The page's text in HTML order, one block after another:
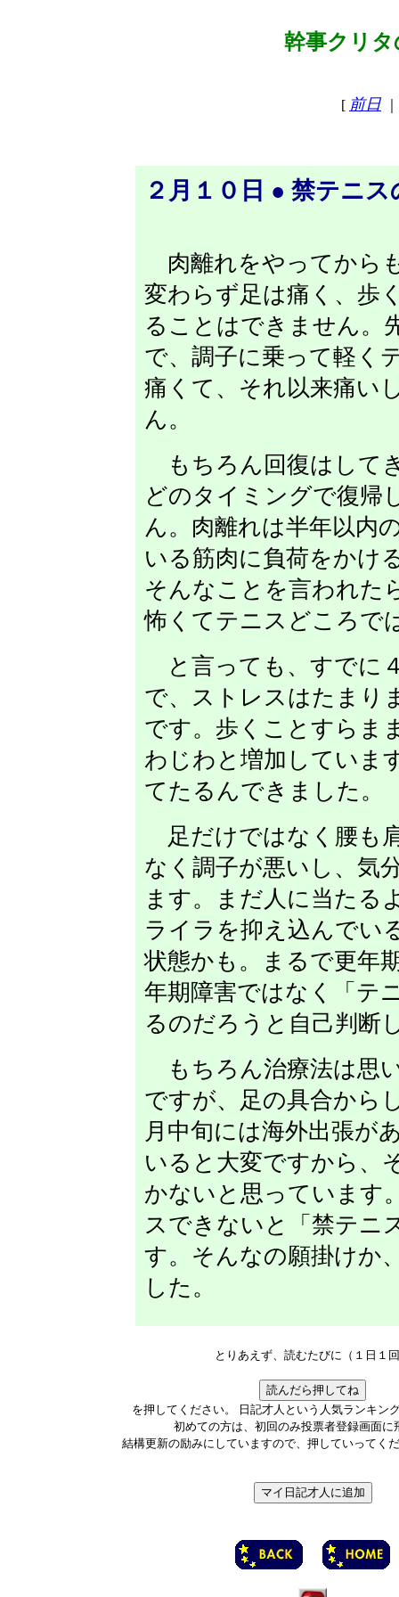
幹事クリタ
[ 前日
２月１０日 ● 禁テニス
肉離れをやってから
変わらず足は痛く、歩
ることはできません。
で、調子に乗って軽く
痛くて、それ以来痛い
ん。
もちろん回復はして
どのタイミングで復帰
ん。肉離れは半年以内
いる筋肉に負荷をかけ
そんなことを言われた
怖くてテニスどころで
と言っても、すでに
で、ストレスはたまり
です。歩くことすらま
わじわと増加していま
てたるんできました。
足だけではなく腰も
なく調子が悪いし、気
ます。まだ人に当たる
ライラを抑え込んでい
状態かも。まるで更年
年期障害ではなく「テ
るのだろうと自己判断
もちろん治療法は思
ですが、足の具合から
月中旬には海外出張が
いると大変ですから、
かないと思っています
スできないと「禁テニ
す。そんなの願掛けか
した。
とりあえず、読むたびに（１日１
を押してください。 日記才人という人気ランキン
初めての方は、初回のみ投票者登録画面に
結構更新の励みにしていますので、押していってく